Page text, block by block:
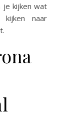
je kijken wat
naar